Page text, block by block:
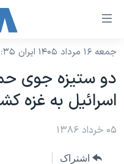
لینکهای
دسترسی
جهش
به
محتوای
اصلی
نسخه سبک وب‌سایت
موضوع ها
ایران
آمریکا
برنامه های تلویزیونی
جدول برنامه ها
جمعه ۱۶ مرداد ۱۴۰۵ ایران ۱۰:۳۵
دو ستيزه جوی
اسرائيل به غزه
۰۵ خرداد ۱۳۸۶
اشتراک